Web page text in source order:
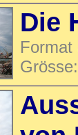
Die
Format